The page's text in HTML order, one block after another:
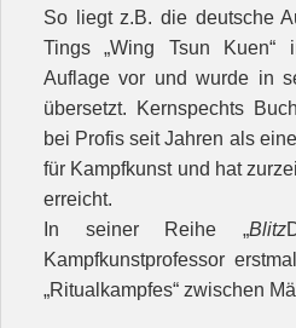
So liegt z.B. die deutsche
Tings „Wing Tsun Kuen“
Auflage vor und wurde in
übersetzt. Kernspechts
bei Profis seit Jahren als
für Kampfkunst und hat
erreicht.
In seiner Reihe „Blitz
Kampfkunstprofessor
„Ritualkampfes“ zwischen